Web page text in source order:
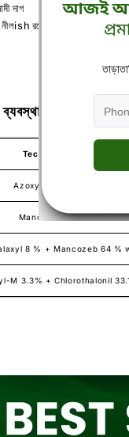
দাগ
রঙের নরম বৃদ্ধি
Technical Names
Azoxystrobin 23 % sc
Mancozeb 75% WP
8 % + Mancozeb 64 %
M 3.3% + Chlorothalonil